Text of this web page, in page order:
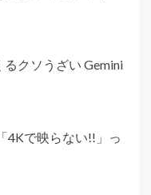
クソうざい Gemini
4Kで映らない!!」っ